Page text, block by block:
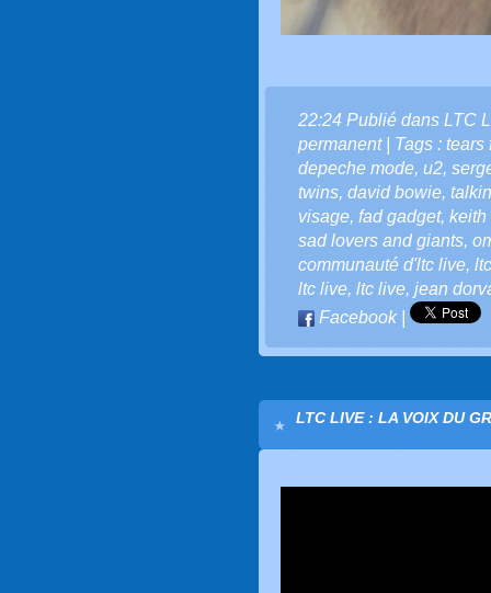
22:24 Publié dans LTC
permanent| Tags : tears
depeche mode, u2,
twins, david bowie,
visage, fad gadget, keith
sad lovers and giants,
communauté d'ltc live,
ltc live, ltc live, jean
Facebook|
LTC LIVE : LA VOIX DU